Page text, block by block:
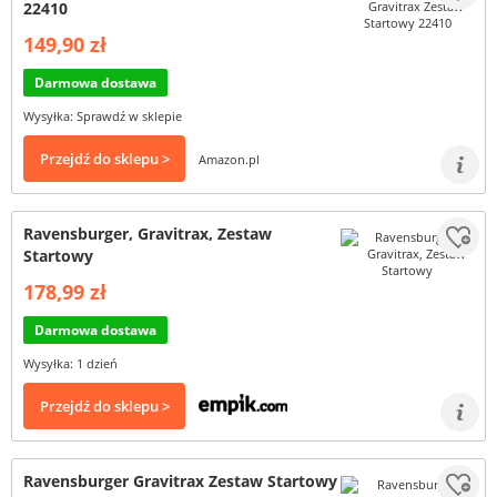
22410
149,90 zł
Darmowa dostawa
Wysyłka: Sprawdź w sklepie
Przejdź do sklepu > Amazon.pl
Ravensburger, Gravitrax, Zestaw
Startowy
178,99 zł
Darmowa dostawa
Wysyłka: 1 dzień
Przejdź do sklepu >
Ravensburger Gravitrax Zestaw Startowy